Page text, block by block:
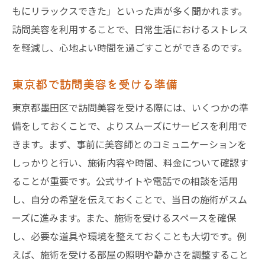
もにリラックスできた」といった声が多く聞かれます。
訪問美容を利用することで、日常生活におけるストレス
を軽減し、心地よい時間を過ごすことができるのです。
東京都で訪問美容を受ける準備
東京都墨田区で訪問美容を受ける際には、いくつかの準
備をしておくことで、よりスムーズにサービスを利用で
きます。まず、事前に美容師とのコミュニケーションを
しっかりと行い、施術内容や時間、料金について確認す
ることが重要です。公式サイトや電話での相談を活用
し、自分の希望を伝えておくことで、当日の施術がスム
ーズに進みます。また、施術を受けるスペースを確保
し、必要な道具や環境を整えておくことも大切です。例
えば、施術を受ける部屋の照明や静かさを調整すること